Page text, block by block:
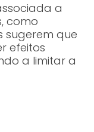
a
como
sugerem que
efeitos
a limitar a